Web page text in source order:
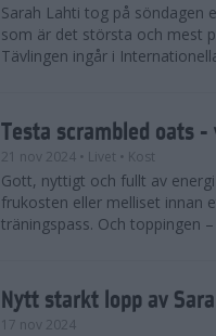
Sarah Lahti tog på söndagen
som är det största och mest
Tävlingen ingår i
Testa scrambled oats
21 nov 2024 • Livet • Kost
Gott, nyttigt och fullt av
frukosten eller melliset innan
träningspass. Och toppingen
Nytt starkt lopp av
17 nov 2024